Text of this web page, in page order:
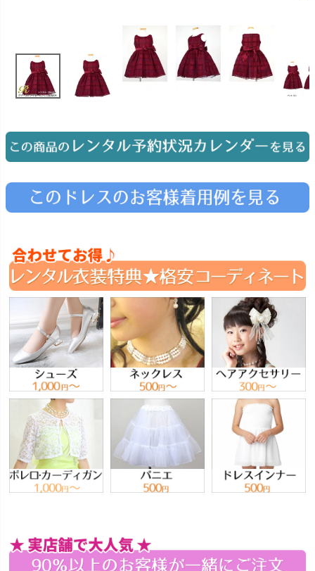
Photography
Angel's Photo Studio
予約 Web または お電話
特典 ヘアメイク・着付け